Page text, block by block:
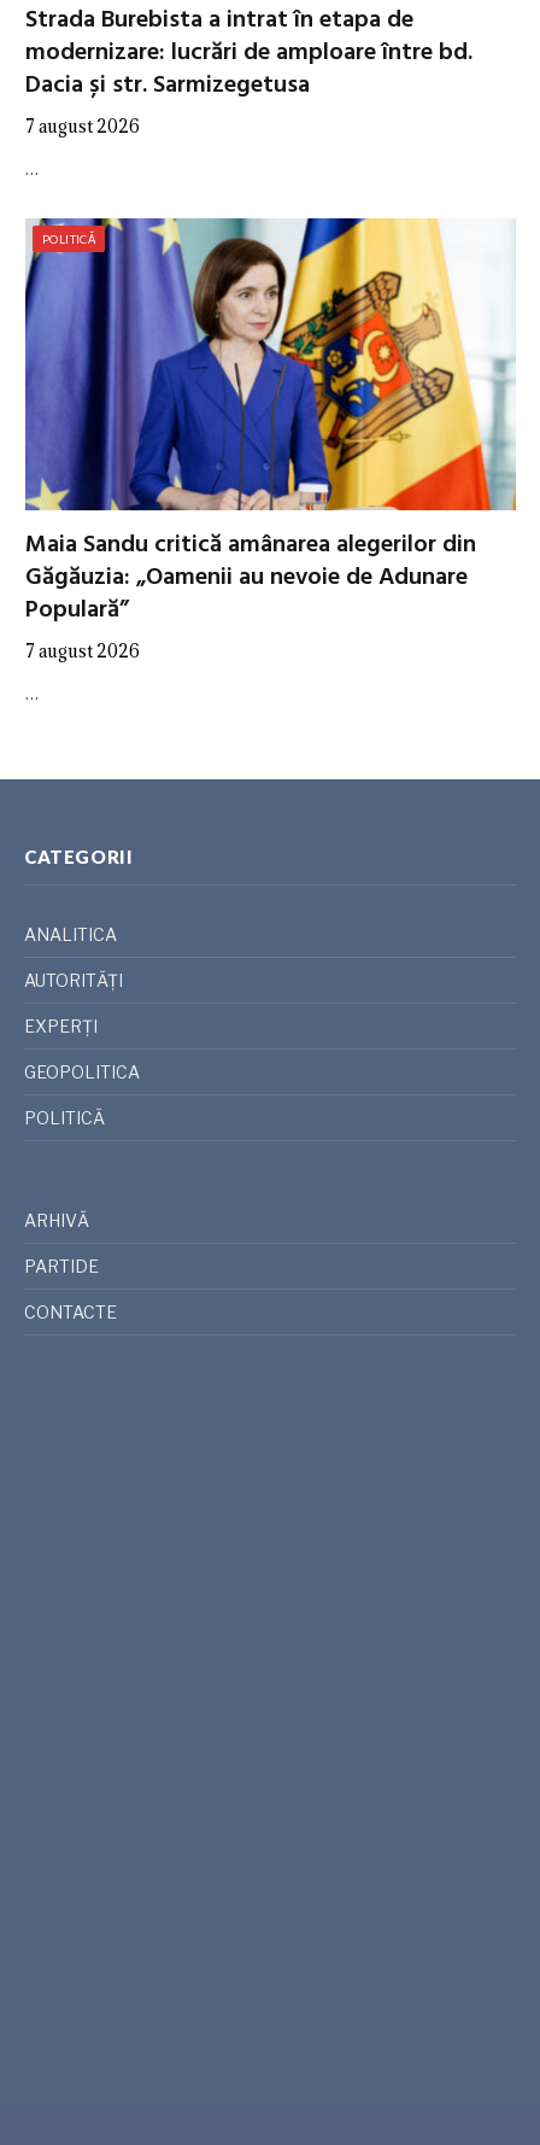
Strada Burebista a intrat în etapa de
modernizare: lucrări de amploare între bd.
Dacia și str. Sarmizegetusa
7 august 2026
…
POLITICĂ
Maia Sandu critică amânarea alegerilor din
Găgăuzia: „Oamenii au nevoie de Adunare
Populară”
7 august 2026
…
CATEGORII
ANALITICA
AUTORITĂȚI
EXPERȚI
GEOPOLITICA
POLITICĂ
ARHIVĂ
PARTIDE
CONTACTE